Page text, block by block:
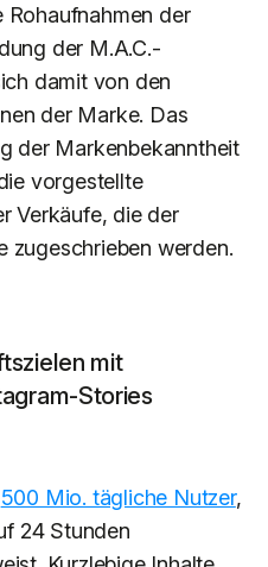
der
der M.A.C.-
damit von den
der Marke. Das
der Markenbekanntheit
vorgestellte
Verkäufe, die der
zugeschrieben werden.
mit
Stories
500 Mio. tägliche Nutzer,
24 Stunden